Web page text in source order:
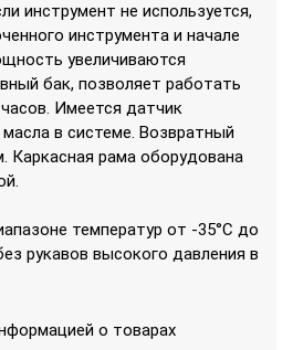
инструмент не используется,
инструмента и начале
увеличиваются
бак, позволяет работать
Имеется датчик
в системе. Возвратный
Каркасная рама оборудована
температур от -35°С до
рукавов высокого давления в
о товарах